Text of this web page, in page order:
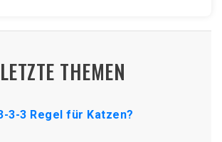
LETZTE THEMEN
3-3 Regel für Katzen?